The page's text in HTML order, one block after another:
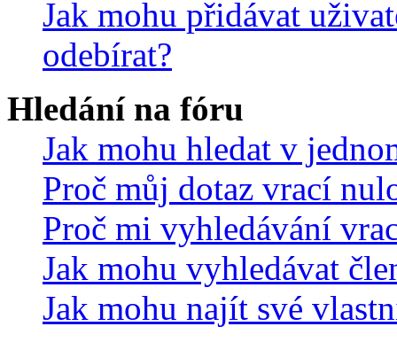
Jak mohu přidávat
odebírat?
Hledání na fóru
Jak mohu hledat v
Proč můj dotaz vrací
Proč mi vyhledávání
Jak mohu vyhledávat
Jak mohu najít své